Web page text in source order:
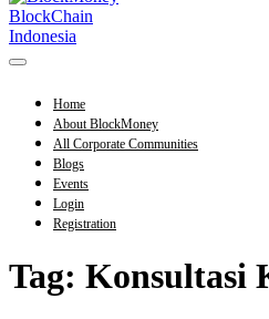
Menu
Home
About BlockMoney
All Corporate Communities
Blogs
Events
Login
Registration
Tag: Konsultasi